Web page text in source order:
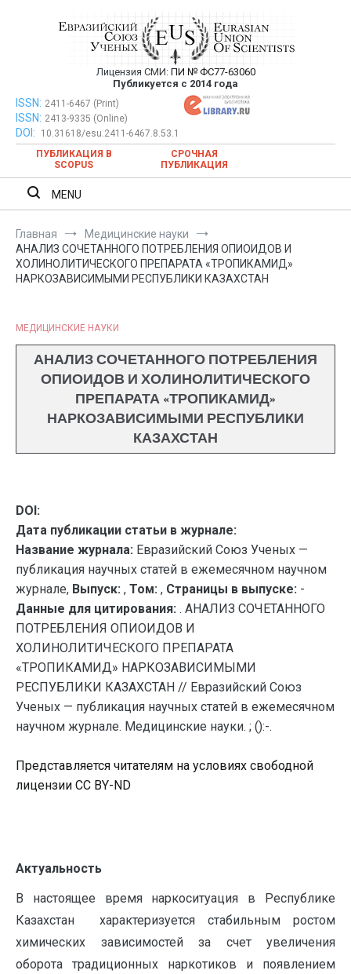
Евразийский Союз Ученых —
публикация научных статей в
ежемесячном научном журнале
Лицензия СМИ: ПИ № ФС77-63060
Публикуется с 2014 года
Евразийский Союз Ученых — публикация научных статей в
ежемесячном научном журнале
ISSN: 2411-6467 (Print)
ISSN: 2413-9335 (Online)
DOI:
10.31618/esu.2411-6467.8.53.1
ПУБЛИКАЦИЯ В
SCOPUS
СРОЧНАЯ
ПУБЛИКАЦИЯ
MENU
Главная
Медицинские науки
АНАЛИЗ СОЧЕТАННОГО ПОТРЕБЛЕНИЯ ОПИОИДОВ И
ХОЛИНОЛИТИЧЕСКОГО ПРЕПАРАТА «ТРОПИКАМИД»
НАРКОЗАВИСИМЫМИ РЕСПУБЛИКИ КАЗАХСТАН
МЕДИЦИНСКИЕ НАУКИ
АНАЛИЗ СОЧЕТАННОГО ПОТРЕБЛЕНИЯ
ОПИОИДОВ И ХОЛИНОЛИТИЧЕСКОГО
ПРЕПАРАТА «ТРОПИКАМИД»
НАРКОЗАВИСИМЫМИ РЕСПУБЛИКИ
КАЗАХСТАН
DOI:
Дата публикации статьи в журнале:
Название журнала: Евразийский Союз Ученых —
публикация научных статей в ежемесячном научном
журнале, Выпуск: , Том: , Страницы в выпуске: -
Данные для цитирования: . АНАЛИЗ СОЧЕТАННОГО
ПОТРЕБЛЕНИЯ ОПИОИДОВ И
ХОЛИНОЛИТИЧЕСКОГО ПРЕПАРАТА
«ТРОПИКАМИД» НАРКОЗАВИСИМЫМИ
РЕСПУБЛИКИ КАЗАХСТАН // Евразийский Союз
Ученых — публикация научных статей в ежемесячном
научном журнале. Медицинские науки. ; ():-.
Представляется читателям на условиях свободной
лицензии CC BY-ND
Актуальность
В настоящее время наркоситуация в Республике
Казахстан характеризуется стабильным ростом
химических зависимостей за счет увеличения
оборота традиционных наркотиков и появлением